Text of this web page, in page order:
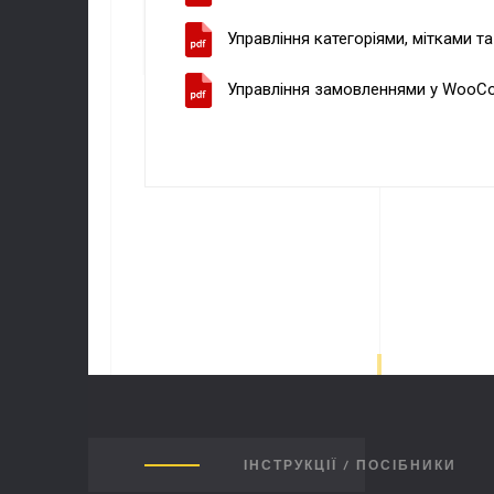
Управління категоріями, мітками
Управління замовленнями у
ІНСТРУКЦІЇ / ПОСІБНИКИ